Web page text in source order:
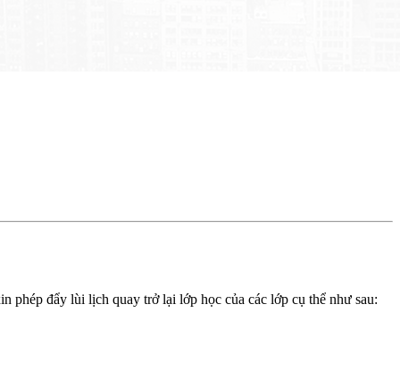
phép đẩy lùi lịch quay trở lại lớp học của các lớp cụ thể như sau: